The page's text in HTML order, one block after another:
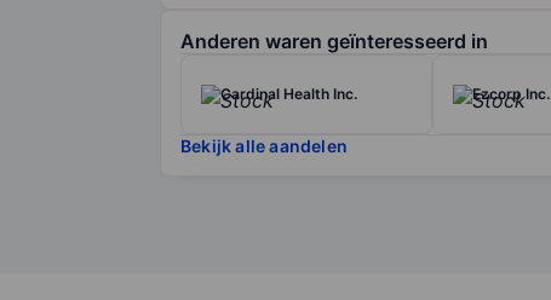
Anderen waren geïnteresseerd in
Cardinal Health Inc. Ezcorp Inc.
Bekijk alle aandelen